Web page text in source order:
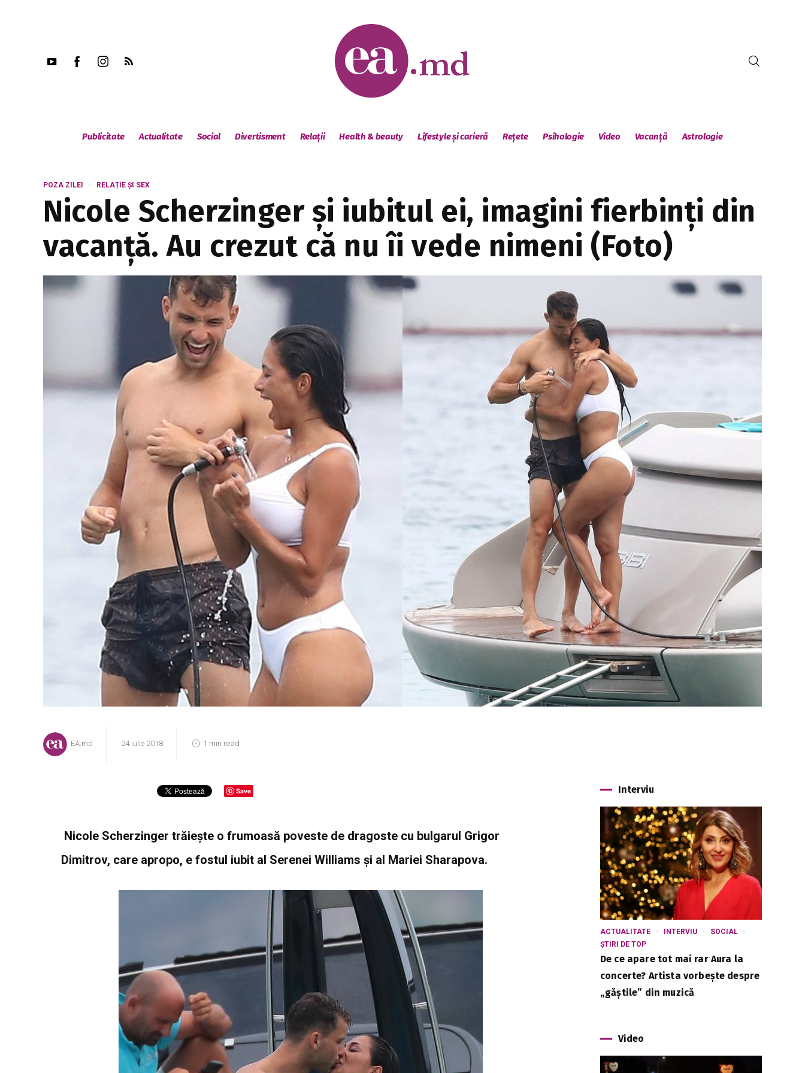
Publicitate Actualitate Social Divertisment Relații Health & beauty Lifestyle și carieră Rețete Psihologie Video Vacanță Astrologie
POZA ZILEI RELAȚIE ȘI SEX
Nicole Scherzinger și iubitul ei, imagini fierbinți din
vacanță. Au crezut că nu îi vede nimeni (Foto)
EA.md 24 iulie 2018 1 min read
Save
Nicole Scherzinger trăieşte o frumoasă poveste de dragoste cu bulgarul Grigor
Dimitrov, care apropo, e fostul iubit al Serenei Williams şi al Mariei Sharapova.
Interviu
ACTUALITATE INTERVIU
SOCIAL
ȘTIRI DE TOP
De ce apare tot mai rar Aura la
concerte? Artista vorbește despre
„găștile” din muzică
Video